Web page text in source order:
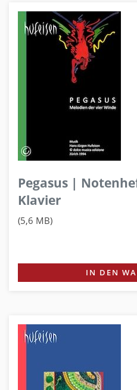
Pegasus |
Klavier
(5,6 MB)
IN DEN